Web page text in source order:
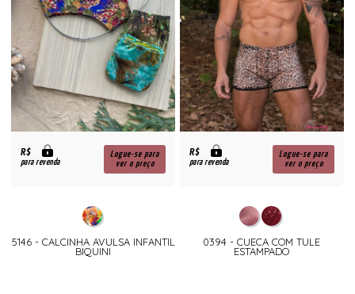
R$
para revenda
Logue-se para
ver o preço
5146 - CALCINHA AVULSA INFANTIL
BIQUINI
R$
para revenda
Logue-se para
ver o preço
0394 - CUECA COM TULE
ESTAMPADO